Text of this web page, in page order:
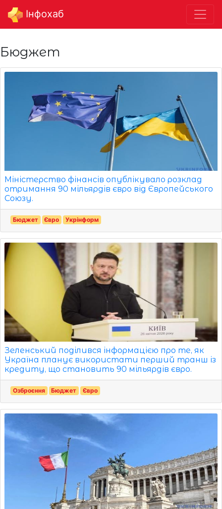
Інфохаб
Бюджет
Міністерство фінансів опублікувало розклад
отримання 90 мільярдів євро від Європейського
Союзу.
Бюджет Євро Укрінформ
Зеленський поділився інформацією про те, як
Україна планує використати перший транш із
кредиту, що становить 90 мільярдів євро.
Озброєння Бюджет Євро